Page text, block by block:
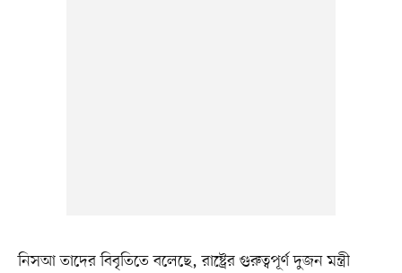
নিসআ তাদের বিবৃতিতে বলেছে, রাষ্ট্রের গুরুত্বপূর্ণ দুজন মন্ত্রী